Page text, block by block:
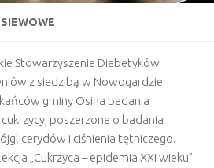
Stowarzyszenie Diabetyków
z siedzibą w Nowogardzie
gminy Osina badania
poszerzone o badania
i ciśnienia tętniczego.
„Cukrzyca – epidemia XXI wieku”